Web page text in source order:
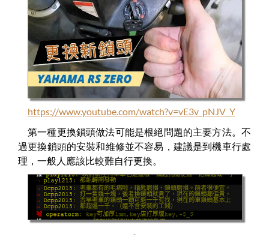
https://www.youtube.com/watch?v=vE3v_pNJV_Y
第一種更換鎖頭做法可能是根絕問題的主要方法。不
過更換鎖頭的安裝和維修並不容易，建議是到機車行處
理，一般人應該比較難自行更換。